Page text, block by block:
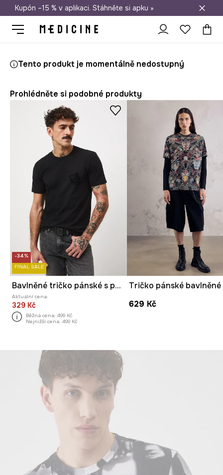
Doprava zdarma při nákupu nad 1 200 Kč
Kupón –15 % v aplikaci. Stáhněte si apku »
Tento produkt je momentálně nedostupný
Prohlédněte si podobné produkty
-34%
FINAL SALE
Bavlněné tričko pánské s potiskem s elastanem
Aktuální cena:
329 Kč
Běžná cena: 499 Kč
Nejnižší cena: 499 Kč
629 Kč